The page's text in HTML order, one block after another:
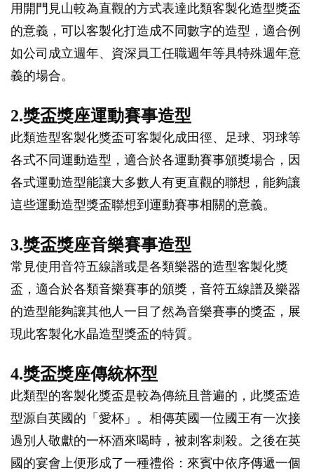
用開門見山較為直觀的方式表達此類客製化造型獎盃
的意義，可以客製化打造成不同數字的造型，適合例
如公司成立週年、資深員工任職週年等具特殊週年意
義的場合。
2.獎盃獎座運動賽事造型
此類造型客製化獎盃可客製化成田徑、足球、羽球等
各式不同運動造型，適合於各運動賽事頒獎場合，因
各式運動造型能讓大多數人有更直觀的聯想，能夠讓
這些運動造型獎盃聯想到運動賽事相關的意義。
3.獎盃獎座音樂賽事造型
常見使用音符五線譜或是各類樂器的造型客製化獎
盃，適合於各類音樂賽事的頒獎，音符五線譜及樂器
的造型能夠讓其他人一目了然為音樂賽事的獎盃，展
現此客製化水晶造型獎盃的特質。
4.獎盃獎座傳統杯型
此類型的客製化獎盃是較為傳統且普遍的，此獎盃造
型源自英國的「愛杯」。相傳英國一位國王有一次接
過別人敬獻的一杯酒來喝時，被刺客刺殺。之後在英
國的宴會上便形成了一種禮俗：來賓中依序傳遞一個